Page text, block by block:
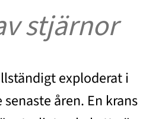
stjärnor
exploderat i
åren. En krans